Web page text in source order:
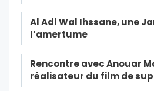
Al Adl Wal Ihssane, une
l’amertume
Rencontre avec Anouar
réalisateur du film de